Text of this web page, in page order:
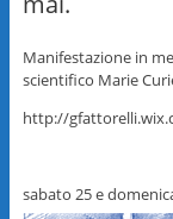
Manifestazione in
scientifico Marie
http://
sabato 25 e